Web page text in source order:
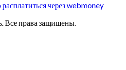
через webmoney
Все права защищены.